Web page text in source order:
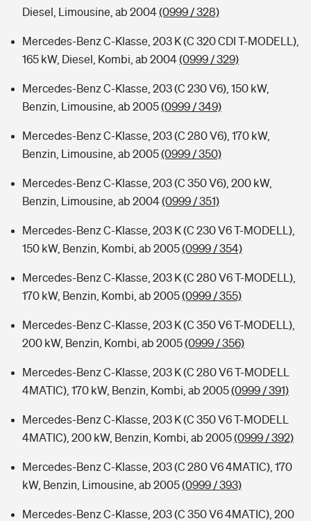
Diesel, Limousine, ab 2004(0999 / 328)
Mercedes-Benz C-Klasse, 203 K (C 320 CDI T-MODELL),
165 kW, Diesel, Kombi, ab 2004(0999 / 329)
Mercedes-Benz C-Klasse, 203 (C 230 V6), 150 kW,
Benzin, Limousine, ab 2005(0999 / 349)
Mercedes-Benz C-Klasse, 203 (C 280 V6), 170 kW,
Benzin, Limousine, ab 2005(0999 / 350)
Mercedes-Benz C-Klasse, 203 (C 350 V6), 200 kW,
Benzin, Limousine, ab 2004(0999 / 351)
Mercedes-Benz C-Klasse, 203 K (C 230 V6 T-MODELL),
150 kW, Benzin, Kombi, ab 2005(0999 / 354)
Mercedes-Benz C-Klasse, 203 K (C 280 V6 T-MODELL),
170 kW, Benzin, Kombi, ab 2005(0999 / 355)
Mercedes-Benz C-Klasse, 203 K (C 350 V6 T-MODELL),
200 kW, Benzin, Kombi, ab 2005(0999 / 356)
Mercedes-Benz C-Klasse, 203 K (C 280 V6 T-MODELL
4MATIC), 170 kW, Benzin, Kombi, ab 2005(0999 / 391)
Mercedes-Benz C-Klasse, 203 K (C 350 V6 T-MODELL
4MATIC), 200 kW, Benzin, Kombi, ab 2005(0999 / 392)
Mercedes-Benz C-Klasse, 203 (C 280 V6 4MATIC), 170
kW, Benzin, Limousine, ab 2005(0999 / 393)
Mercedes-Benz C-Klasse, 203 (C 350 V6 4MATIC), 200